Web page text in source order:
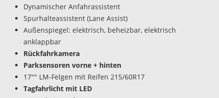
Dynamischer Anfahrassistent
Spurhalteassistent (Lane Assist)
Außenspiegel: elektrisch, beheizbar, elektrisch
anklappbar
Rückfahrkamera
Parksensoren vorne + hinten
17"" LM-Felgen mit Reifen 215/60R17
Tagfahrlicht mit LED